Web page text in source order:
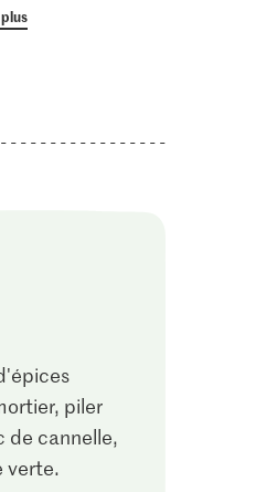
piler
de cannelle,
verte.